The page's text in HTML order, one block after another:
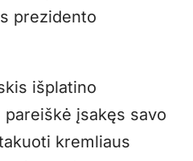
prezidento
išplatino
įsakęs savo
kremliaus